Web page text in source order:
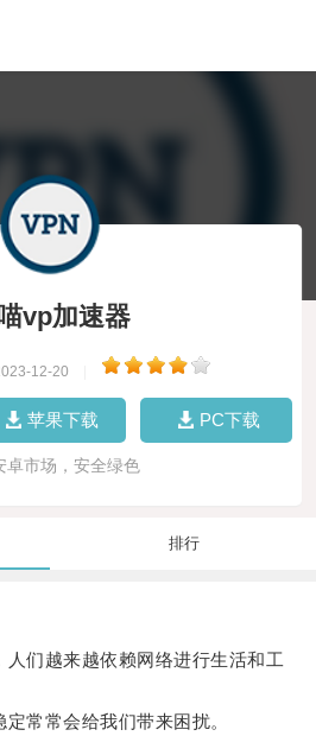
vp加速器
12-20
苹果下载 PC下载
卓市场，安全绿色
排行
们越来越依赖网络进行生活和工
常会给我们带来困扰。